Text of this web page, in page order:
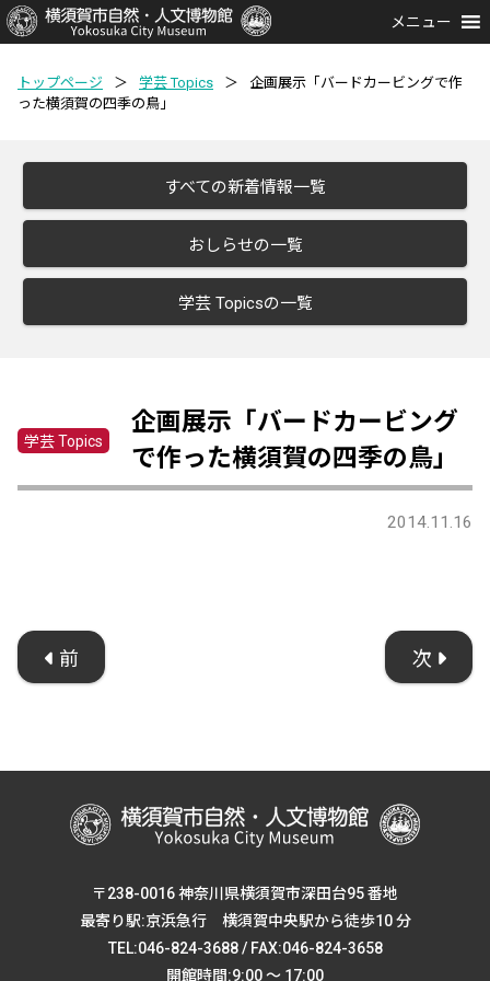
メニュー
トップページ ＞ 学芸 Topics ＞
企画展示「バードカービングで作
った横須賀の四季の鳥」
すべての新着情報一覧
おしらせの一覧
学芸 Topicsの一覧
学芸 Topics
企画展示「バードカービング
で作った横須賀の四季の鳥」
2014.11.16
前 次
〒238-0016 神奈川県横須賀市深田台95 番地
最寄り駅:京浜急行 横須賀中央駅から徒歩10 分
TEL:046-824-3688 / FAX:046-824-3658
開館時間:9:00 ～ 17:00